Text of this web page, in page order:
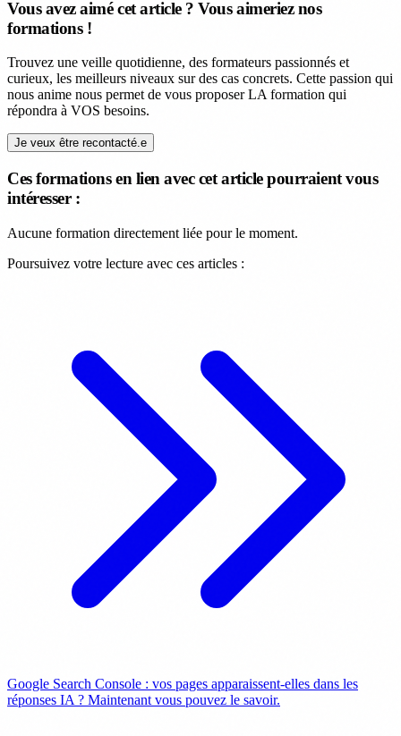
Vous avez aimé cet article ? Vous aimeriez nos
formations !
Trouvez une veille quotidienne, des formateurs passionnés et
curieux, les meilleurs niveaux sur des cas concrets. Cette passion qui
nous anime nous permet de vous proposer LA formation qui
répondra à VOS besoins.
Je veux être recontacté.e
Ces formations en lien avec cet article pourraient vous
intéresser :
Aucune formation directement liée pour le moment.
Poursuivez votre lecture avec ces articles :
Google Search Console : vos pages apparaissent-elles dans les
réponses IA ? Maintenant vous pouvez le savoir.